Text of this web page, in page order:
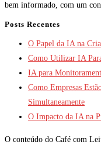
bem informado, com um
Posts Recentes
O Papel da IA na
Como Utilizar IA
IA para
Como Empresas
Simultaneamente
O Impacto da IA na
O conteúdo do Café com